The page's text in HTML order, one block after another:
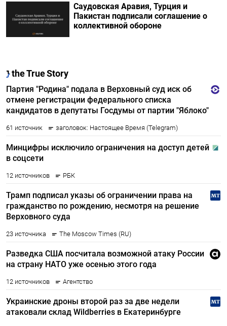
Саудовская Аравия, Турция и
Пакистан подписали соглашение о
коллективной обороне